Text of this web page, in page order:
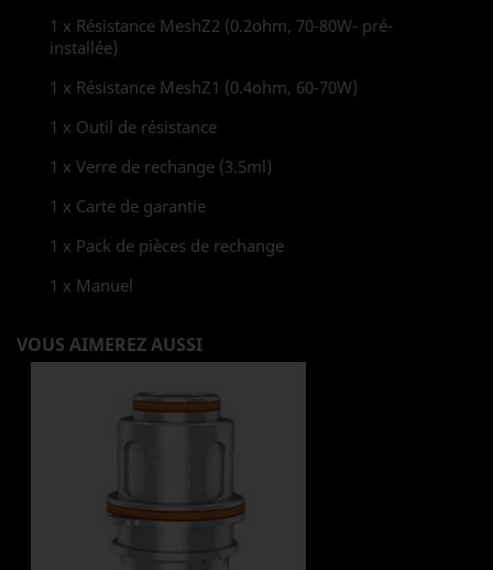
1 x Résistance MeshZ2 (0.2ohm, 70-80W- pré-
installée)
1 x Résistance MeshZ1 (0.4ohm, 60-70W)
1 x Outil de résistance
1 x Verre de rechange (3.5ml)
1 x Carte de garantie
1 x Pack de pièces de rechange
1 x Manuel
VOUS AIMEREZ AUSSI